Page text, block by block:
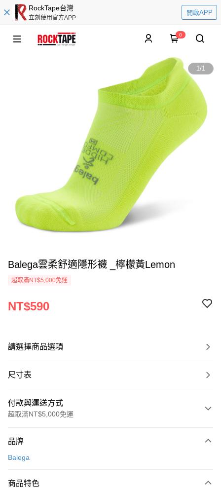
RockTape台灣
立刻使用官方APP
開啟APP
0
1/1
Balega雲柔舒適隱形襪 _檸檬黃Lemon
超取滿NT$5,000免運
NT$590
請選擇商品選項
尺寸表
付款與運送方式
超取滿NT$5,000免運
信用卡一次付款
LINE Pay
品牌
Balega
商品特色